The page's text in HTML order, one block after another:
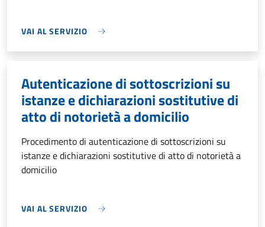
VAI AL SERVIZIO
Autenticazione di sottoscrizioni su
istanze e dichiarazioni sostitutive di
atto di notorietà a domicilio
Procedimento di autenticazione di sottoscrizioni su
istanze e dichiarazioni sostitutive di atto di notorietà a
domicilio
VAI AL SERVIZIO